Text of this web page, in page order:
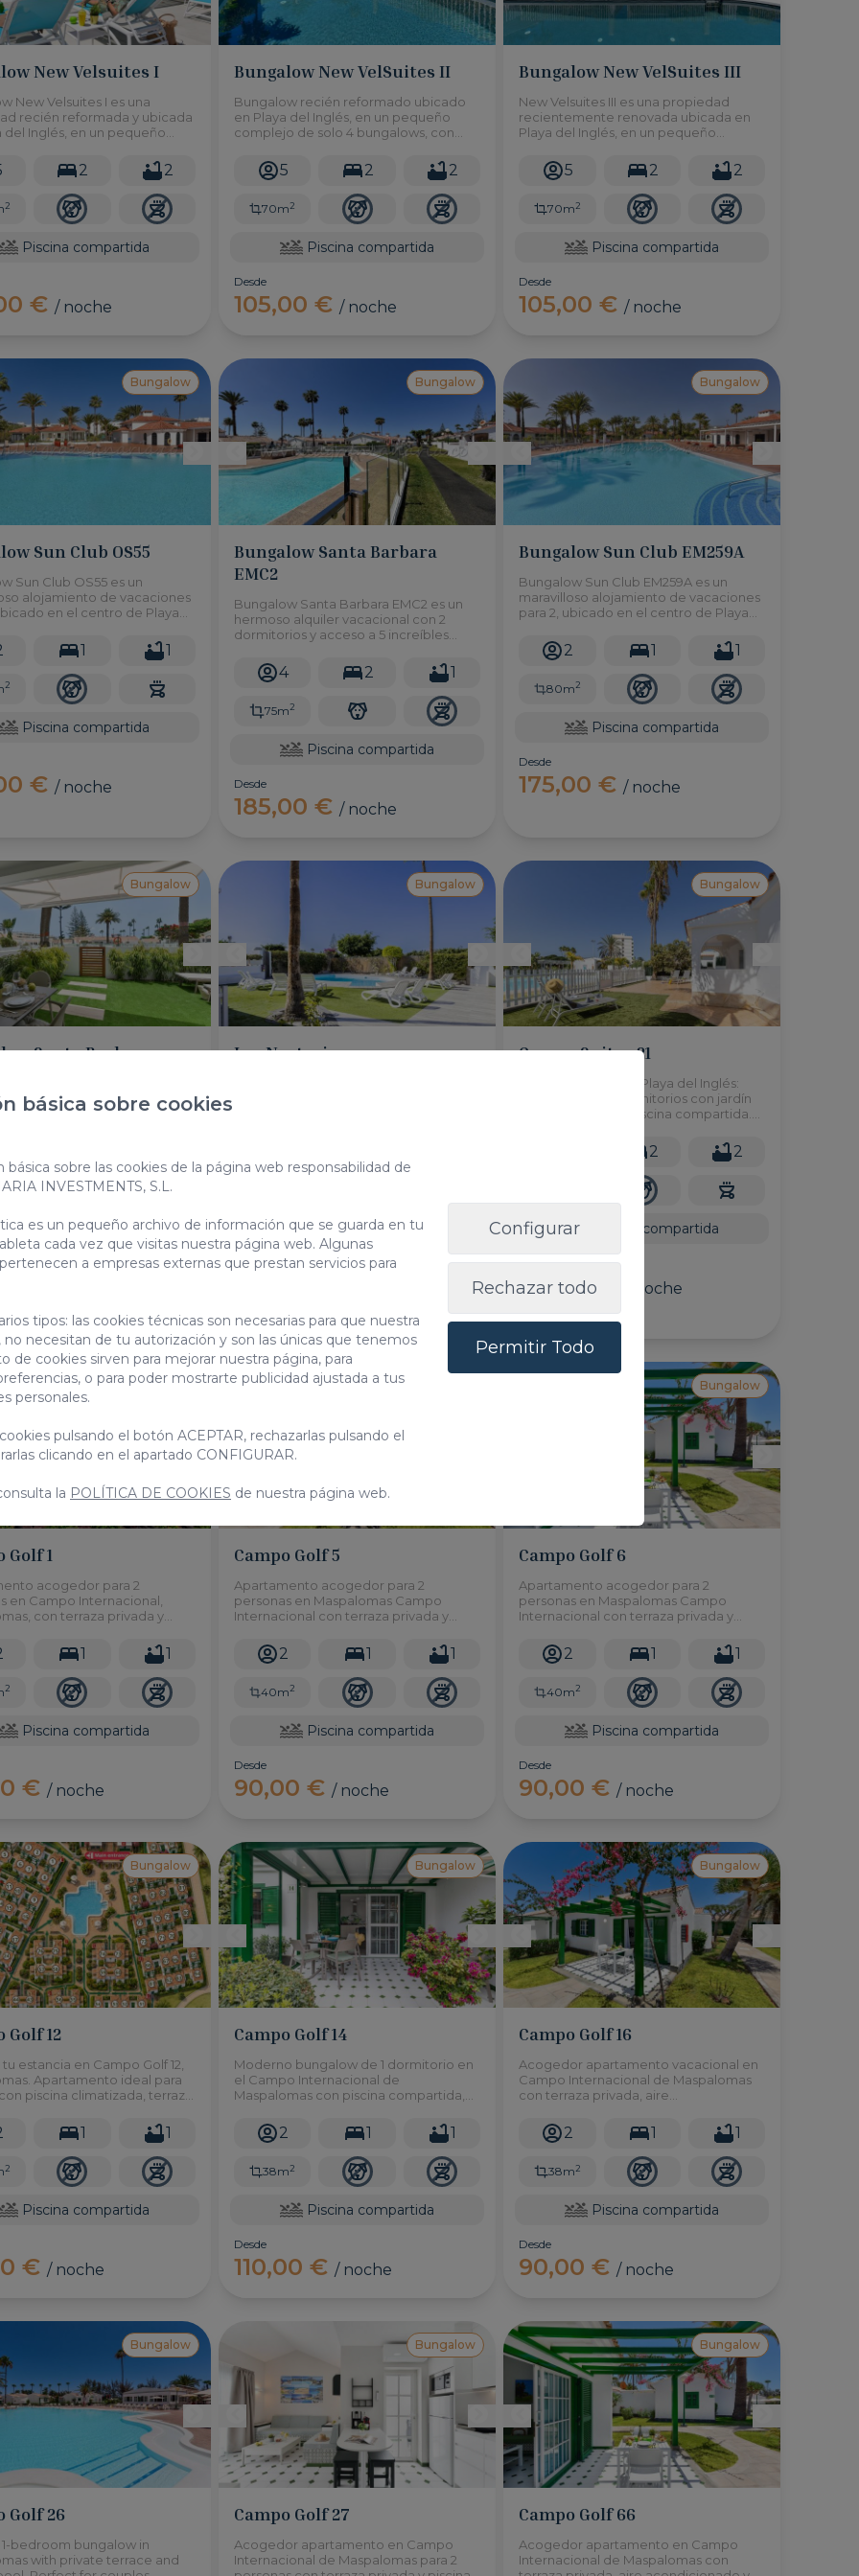
New Velsuites I
New Velsuites I es una
recién reformada y ubicada
del Inglés, en un pequeño
una piscina compartida y 2
con capacidad para hasta
2 2
2
Piscina compartida
€ / noche
Bungalow New VelSuites II
Bungalow recién reformado ubicado
en Playa del Inglés, en un pequeño
complejo de solo 4 bungalows, con
Dormitorios con capacidad para hasta
5 personas.
5 2 2
70m2
Piscina compartida
Desde
105,00 € / noche
Bungalow New VelSuites III
New Velsuites III es una propiedad
recientemente renovada ubicada en
Playa del Inglés, en un pequeño
acceso a una piscina compartida y 2
dormitorios con capacidad hasta
5 2 2
70m2
Piscina compartida
Desde
105,00 €/ noche
Bungalow
Sun Club OS55
Sun Club OS55 es un
alojamiento de vacaciones
en el centro de Playa
¡esta será la mejor opción
vacaciones! 1 1
2
Piscina compartida
€ / noche
Bungalow
Bungalow Santa Barbara
EMC2
Bungalow Santa Barbara EMC2 es un
hermoso alquiler vacacional con 2
dormitorios y acceso a 5 increíbles
Playa del Inglés.
4 2 1
75m2
Piscina compartida
Desde
185,00 € / noche
Bungalow
Bungalow Sun Club EM259A
Bungalow Sun Club EM259A es un
maravilloso alojamiento de vacaciones
para 2, ubicado en el centro de Playa
compartida, ¡esta será la mejor opción
para sus vacaciones!
2 1 1
80m2
Piscina compartida
Desde
175,00 €/ noche
Bungalow
Santa Barbara
a Bungalow Santa Barbara
ofrece 2 dormitorios y
acceso a 5
piscinas comunitarias.
2 1
Piscina compartida
€ / noche
Bungalow
Las Nectarinas
Maspalomas y Meloneras.
Piscina compartida
Desde
Bungalow
Careva Suites 21
Careva Suites 21 en Playa del Inglés:
Bungalow de 2 dormitorios con jardín
privado, terraza y piscina compartida.
2 2
Piscina compartida
Desde
160,00 € / noche
Bungalow
Golf 1
acogedor para 2
en Campo Internacional,
con terraza privada y
dunas y las principales zonas
1 1
2
Piscina compartida
€ / noche
Campo Golf 5
Apartamento acogedor para 2
personas en Maspalomas Campo
Internacional con terraza privada y
de golf, las dunas y las principales zonas
de ocio.2 1 1
40m2
Piscina compartida
Desde
90,00 € / noche
Bungalow
Campo Golf 6
Apartamento acogedor para 2
personas en Maspalomas Campo
Internacional con terraza privada y
de golf, las dunas y las principales zonas
de ocio.2 1 1
40m2
Piscina compartida
Desde
90,00 €/ noche
Bungalow
Golf 12
estancia en Campo Golf 12,
Apartamento ideal para
piscina climatizada, terraza
1 1
2
Piscina compartida
€ / noche
Bungalow
Campo Golf 14
Moderno bungalow de 1 dormitorio en
el Campo Internacional de
Maspalomas con piscina compartida,
Ideal para parejas. Alojamiento:
VillaGranCanaria.
2 1 1
38m2
Piscina compartida
Desde
110,00 € / noche
Bungalow
Campo Golf 16
Acogedor apartamento vacacional en
Campo Internacional de Maspalomas
con terraza privada, aire
comunitaria. Ideal para parejas.
2 1 1
38m2
Piscina compartida
Desde
90,00 €/ noche
Bungalow
Golf 26
bedroom bungalow in
with private terrace and
Bungalow
Campo Golf 27
Acogedor apartamento en Campo
Internacional de Maspalomas para 2
Bungalow
Campo Golf 66
Acogedor apartamento en Campo
Internacional de Maspalomas con
básica sobre cookies
sobre las cookies de la página web responsabilidad de
INVESTMENTS, S.L.
es un pequeño archivo de información que se guarda en tu
cada vez que visitas nuestra página web. Algunas
a empresas externas que prestan servicios para
tipos: las cookies técnicas son necesarias para que nuestra
necesitan de tu autorización y son las únicas que tenemos
de cookies sirven para mejorar nuestra página, para
o para poder mostrarte publicidad ajustada a tus
personales.
pulsando el botón ACEPTAR, rechazarlas pulsando el
clicando en el apartado CONFIGURAR.
la POLÍTICA DE COOKIES de nuestra página web.
Configurar
Rechazar todo
Permitir Todo